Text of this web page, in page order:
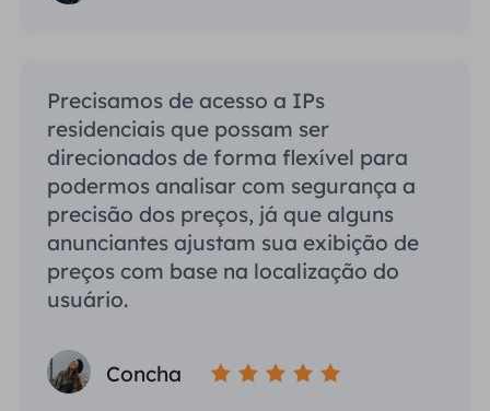
Precisamos de acesso a IPs
residenciais que possam ser
direcionados de forma flexível para
podermos analisar com segurança a
precisão dos preços, já que alguns
anunciantes ajustam sua exibição de
preços com base na localização do
usuário.
Concha